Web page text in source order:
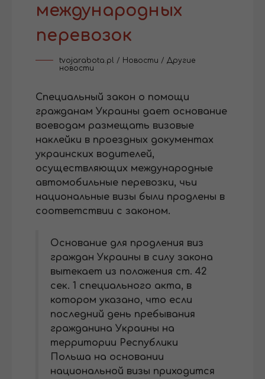
международных
перевозок
tvojarabota.pl / Новости / Другие
новости
Специальный закон о помощи
гражданам Украины дает основание
воеводам размещать визовые
наклейки в проездных документах
украинских водителей,
осуществляющих международные
автомобильные перевозки, чьи
национальные визы были продлены в
соответствии с законом.
Основание для продления виз
граждан Украины в силу закона
вытекает из положения ст. 42
сек. 1 специального акта, в
котором указано, что если
последний день пребывания
гражданина Украины на
территории Республики
Польша на основании
национальной визы приходится